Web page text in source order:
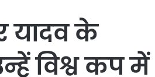
यादव के
विश्व कप में